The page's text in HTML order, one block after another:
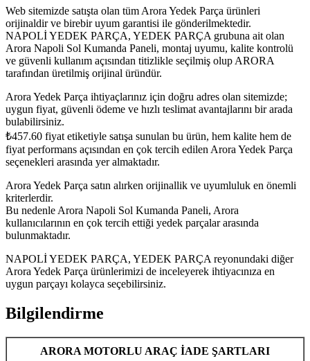
Web sitemizde satışta olan tüm Arora Yedek Parça ürünleri
orijinaldir ve birebir uyum garantisi ile gönderilmektedir.
NAPOLİ YEDEK PARÇA, YEDEK PARÇA grubuna ait olan
Arora Napoli Sol Kumanda Paneli, montaj uyumu, kalite kontrolü
ve güvenli kullanım açısından titizlikle seçilmiş olup ARORA
tarafından üretilmiş orijinal üründür.
Arora Yedek Parça ihtiyaçlarınız için doğru adres olan sitemizde;
uygun fiyat, güvenli ödeme ve hızlı teslimat avantajlarını bir arada
bulabilirsiniz.
₺457.60 fiyat etiketiyle satışa sunulan bu ürün, hem kalite hem de
fiyat performans açısından en çok tercih edilen Arora Yedek Parça
seçenekleri arasında yer almaktadır.
Arora Yedek Parça satın alırken orijinallik ve uyumluluk en önemli
kriterlerdir.
Bu nedenle Arora Napoli Sol Kumanda Paneli, Arora
kullanıcılarının en çok tercih ettiği yedek parçalar arasında
bulunmaktadır.
NAPOLİ YEDEK PARÇA, YEDEK PARÇA reyonundaki diğer
Arora Yedek Parça ürünlerimizi de inceleyerek ihtiyacınıza en
uygun parçayı kolayca seçebilirsiniz.
Bilgilendirme
ARORA MOTORLU ARAÇ İADE ŞARTLARI